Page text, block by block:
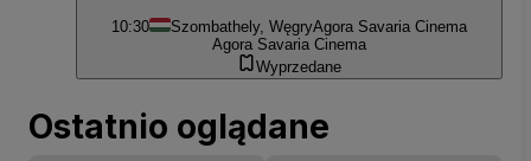
10:30 Szombathely, WęgryAgora Savaria Cinema
Agora Savaria Cinema
Wyprzedane
Ostatnio oglądane